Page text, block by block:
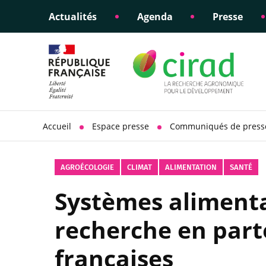
Actualités Agenda Presse
Éclairer les politiques
Appui à la
scientifique
Engagements éthiques
sociétale
Accueil Espace presse Communiqués de
AGROÉCOLOGIE CLIMAT ALIMENTATION SANTÉ
Systèmes
recherche en
françaises